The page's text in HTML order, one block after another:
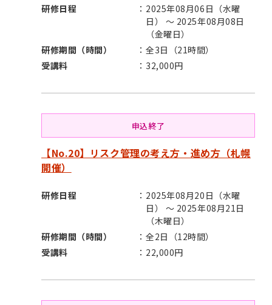
研修日程
2025年08月06日（水曜
日） ～ 2025年08月08日
（金曜日）
研修期間（時間）
全3日（21時間）
受講料
32,000円
申込終了
【No.20】リスク管理の考え方・進め方（札幌
開催）
研修日程
2025年08月20日（水曜
日） ～ 2025年08月21日
（木曜日）
研修期間（時間）
全2日（12時間）
受講料
22,000円